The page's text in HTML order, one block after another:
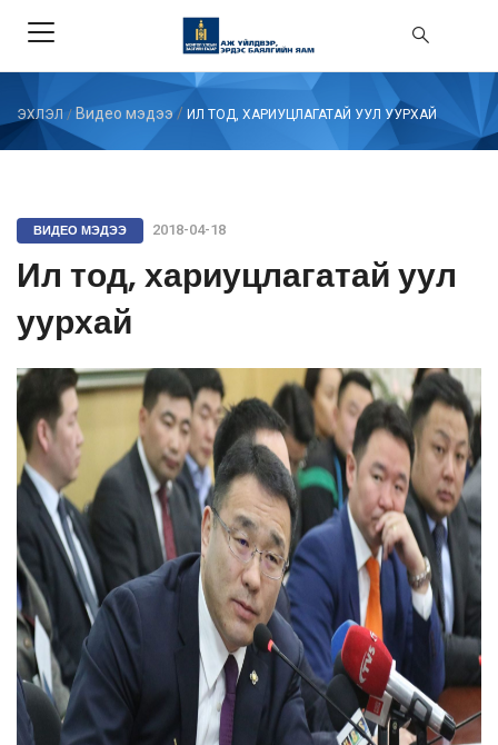
ЭХЛЭЛ / Видео мэдээ / ИЛ ТОД, ХАРИУЦЛАГАТАЙ УУЛ УУРХАЙ
ВИДЕО МЭДЭЭ 2018-04-18
Ил тод, хариуцлагатай уул
уурхай